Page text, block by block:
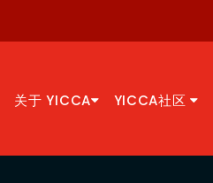
关于 YICCA YICCA社区